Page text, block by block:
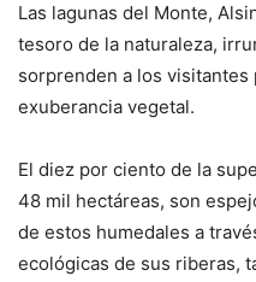
Las lagunas del Monte,
tesoro de la naturaleza,
sorprenden a los visitantes
exuberancia vegetal.
El diez por ciento de la
48 mil hectáreas, son
de estos humedales a
ecológicas de sus riberas,